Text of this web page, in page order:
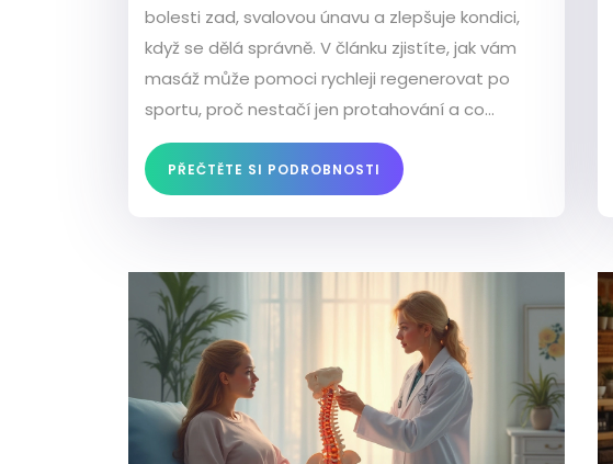
bolesti zad, svalovou únavu a zlepšuje kondici,
když se dělá správně. V článku zjistíte, jak vám
masáž může pomoci rychleji regenerovat po
sportu, proč nestačí jen protahování a co
všechno se během masáže v těle děje. Ukážu
taky pár tipů, co si hlídat při výběru maséra nebo
jaké rychlé cviky zakomponovat doma. Pokud
PŘEČTĚTE SI PODROBNOSTI